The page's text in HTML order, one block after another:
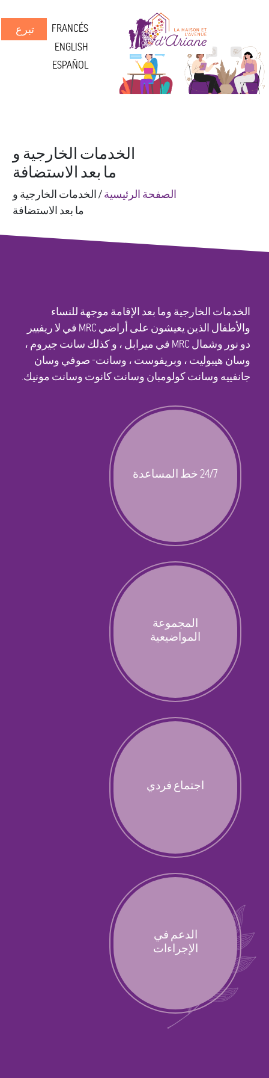
FRANCÉS
ENGLISH
ESPAÑOL
تبرع
الخدمات الخارجية و
ما بعد الاستضافة
الصفحة الرئيسية/الخدمات الخارجية و
ما بعد الاستضافة
الخارجية وما بعد الإقامة موجهة للنساء
والأطفال الذين يعيشون على أراضي MRC في لا ريفيير
دو نور وشمال MRC في ميرابل ، و كذلك سانت جيروم ،
هيبوليت ، وبريفوست ، وسانت- صوفي وسان
وسانت كولومبان وسانت كانوت وسانت مونيك.
المجموعة
المواضيعية
اجتماع فردي
الدعم في
الإجراءات